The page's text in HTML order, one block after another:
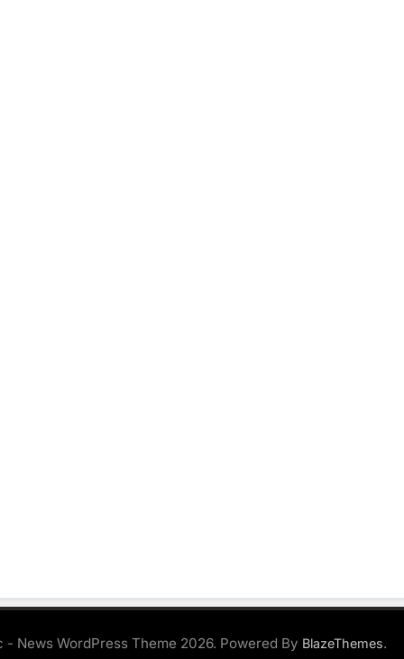
- News WordPress Theme 2026. Powered By BlazeThemes.